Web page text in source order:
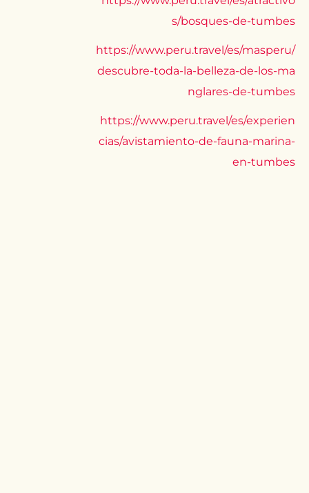
s/bosques-de-tumbes
https://www.peru.travel/es/masperu/
descubre-toda-la-belleza-de-los-ma
nglares-de-tumbes
https://www.peru.travel/es/experien
cias/avistamiento-de-fauna-marina-
en-tumbes